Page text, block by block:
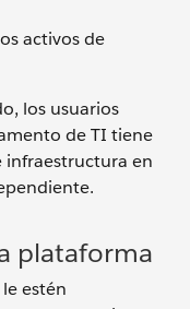
activos de
los usuarios
de TI tiene
infraestructura en
plataforma
estén